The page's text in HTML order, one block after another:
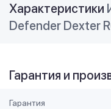
Характеристики
Defender Dexter
Гарантия и
Гарантия